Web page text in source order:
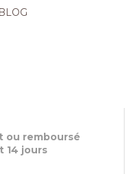
BLOG
ou remboursé
14 jours